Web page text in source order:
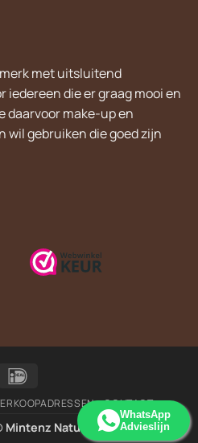
met uitsluitend
die er graag mooi en
daarvoor make-up en
gebruiken die goed zijn
CONTACT
Mintenz Natural Cosmetics
WhatsApp
Advieslijn